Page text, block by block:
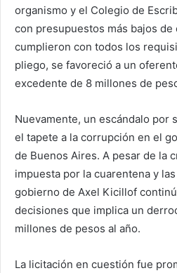
organismo y el Colegio de
con presupuestos más bajos de
cumplieron con todos los
pliego, se favoreció a un
excedente de 8 millones de
Nuevamente, un escándalo por
el tapete a la corrupción en el
de Buenos Aires. A pesar de la
impuesta por la cuarentena y
gobierno de Axel Kicillof
decisiones que implica un
millones de pesos al año.
La licitación en cuestión fue